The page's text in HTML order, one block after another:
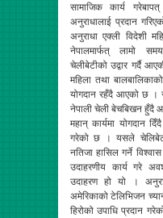
सामाजिक कार्य
अनुराधालाई प्रदान
अनुराधा एक्ली विदेशी
नेपालमार्फत् लामो
चेलीबेटीको उद्वार गर्दै
महिला तथा
योगदान रहँदै आएको छ ।
नेपाली चेली बेचबिखन हुँदै
महान् कार्यमा योगदान
गरेको छ । यसले चेलिबेटी
नतिजा हासिल गर्ने
उदाहरणीय कार्य गरे
उदाहरण हो यो ।
अमेरिकाको टेलिभिजन
हिरोको उपाधि प्रदान